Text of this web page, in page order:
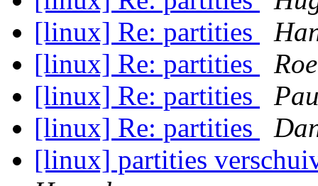
[linux] Re: partities
[linux] Re: partities
[linux] Re: partities
[linux] Re: partities
[linux] partities